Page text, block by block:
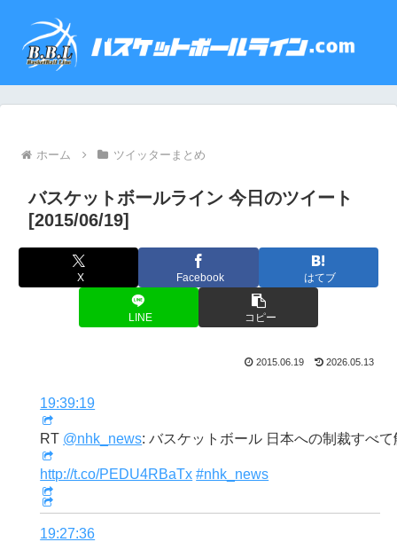
ホーム ツイッターまとめ
バスケットボールライン 今日のツイート
[2015/06/19]
X Facebook はてブ
LINE コピー
2015.06.19 2026.05.13
19:39:19
RT @nhk_news: バスケットボール 日本への制裁すべ
http://t.co/PEDU4RBaTx #nhk_news
19:27:36